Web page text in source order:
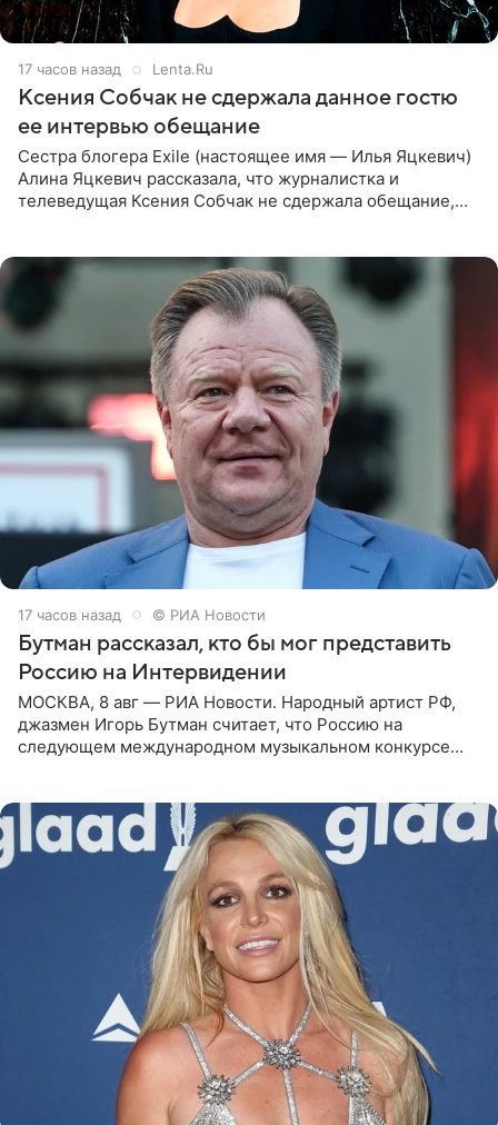
17 часов назад Lenta.Ru
Ксения Собчак не сдержала данное гостю
ее интервью обещание
Сестра блогера Exile (настоящее имя — Илья Яцкевич)
Алина Яцкевич рассказала, что журналистка и
телеведущая Ксения Собчак не сдержала обещание,
17 часов назад © РИА Новости
Бутман рассказал, кто бы мог представить
Россию на Интервидении
МОСКВА, 8 авг — РИА Новости. Народный артист РФ,
джазмен Игорь Бутман считает, что Россию на
следующем международном музыкальном конкурсе